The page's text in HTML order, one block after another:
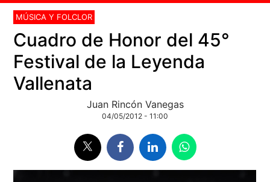
MÚSICA Y FOLCLOR
Cuadro de Honor del 45°
Festival de la Leyenda
Vallenata
Juan Rincón Vanegas
04/05/2012 - 11:00